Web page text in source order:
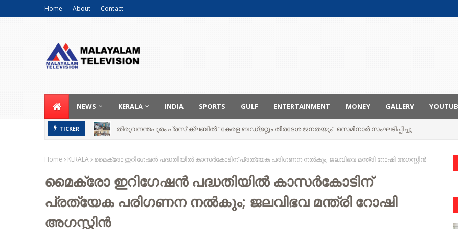
Home About Contact
NEWS KERALA INDIA SPORTS GULF ENTERTAINMENT MONEY GALLERY
TICKER തിരുവനന്തപുരം പ്രസ് ക്ലബിൽ “കേരള ബഡ്ജറ്റും തീരദേശ ജനതയും” സെമിനാർ സംഘടിപ്പിച്ചു
Home KERALA മൈക്രോ ഇറിഗേഷന്‍ പദ്ധതിയില്‍ കാസര്‍കോടിന് പ്രത്യേക പരിഗണന നല്‍കും; ജലവിഭവ മന്ത്രി റോഷി അഗസ്റ്റിന്‍
മൈക്രോ ഇറിഗേഷന്‍ പദ്ധതിയില്‍ കാസര്‍കോടിന്
പ്രത്യേക പരിഗണന നല്‍കും; ജലവിഭവ മന്ത്രി റോഷി
അഗസ്റ്റിന്‍